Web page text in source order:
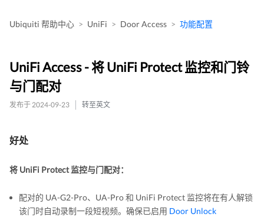
Ubiquiti 帮助中心 UniFi Door Access 功能配置
UniFi Access - 将 UniFi Protect 监控和门铃
与门配对
发布于 2024-09-23 转至英文
好处
将 UniFi Protect 监控与门配对：
配对的 UA-G2-Pro、UA-Pro 和 UniFi Protect 监控将在有人解锁
该门时自动录制一段短视频。确保已启用 Door Unlock